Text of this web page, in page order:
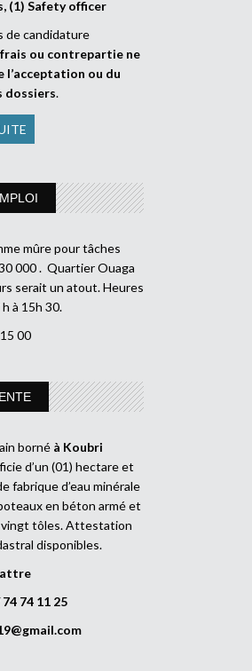
(1) Safety officer
de candidature
ou contrepartie ne
l’acceptation ou du
dossiers.
mûre pour tâches
000 . Quartier Ouaga
serait un atout. Heures
à 15h 30.
00
borné à Koubri
d’un (01) hectare et
fabrique d’eau minérale
en béton armé et
tôles. Attestation
disponibles.
74 11 25